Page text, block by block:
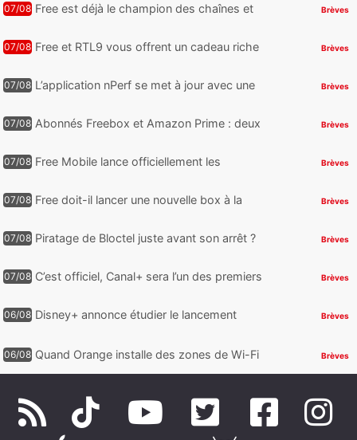
07/08 Free est déjà le champion des chaînes et
Brèves
07/08 Free et RTL9 vous offrent un cadeau riche
Brèves
07/08 L’application nPerf se met à jour avec une
Brèves
07/08 Abonnés Freebox et Amazon Prime : deux
Brèves
07/08 Free Mobile lance officiellement les
cadeaux
Brèves
07/08 Free doit-il lancer une nouvelle box à la
Brèves
07/08 Piratage de Bloctel juste avant son arrêt ?
Brèves
07/08 C’est officiel, Canal+ sera l’un des premiers
Brèves
06/08 Disney+ annonce étudier le lancement
Brèves
06/08 Quand Orange installe des zones de Wi-Fi
Brèves